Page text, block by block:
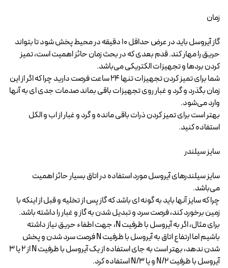
زمان
گاز آیروسل باید در عرض حداقل ۱۰ دقیقه در محیط پخش شود تا بتواند
حریق را مهار کند. قدم بعدی که در بحث زمان حائز اهمیت است، تمیز
کردن بردها و تجهیزات الکتریکی می‌باشد.
شما برای تمیز کردن تجهیزات تنها 24 ساعت فرصت دارید چرا که اگر از این
زمان بگذرد و گرد و غبار روی تجهیزات باقی بماند صدمات جدی ای به آنها
وارد می‌شود.
بهتر است برای تمیز کردن ذرات باقی مانده و گرد و غبار از اب و الکل
استفاده کنید.
سایز سیلندر
سایز سیلندرهای آیروسل مورد استفاده در اتاق بسیار حائز اهمیت
می‌باشد.
چرا که سایز آنها باید به گونه ای باشد که گاز پس از تخلیه و قبل از اینکه با
زمین برخورد کند، فرصت سرد و تبدیل شدن به گاز و غبار را داشته باشد.
برای مثال، اگر به آیروسل با ظرفیت N، جهت اطفاء حریق نیاز داشته
باشیم اما ارتفاع اتاق به آیروسل با ظرفیت N فرصت سرد شدن و پخش
شدن ندهد، بهتر است به جای استفاده از یک آیروسل با ظرفیت N از 2 یا 3
آیروسل با ظرفیت N/2 و یا N/3 استفاده کرد.